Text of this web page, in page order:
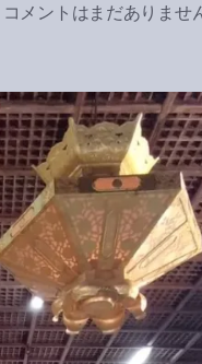
起
ン
サ
ー
ト
へ
の
コメントはまだありませ